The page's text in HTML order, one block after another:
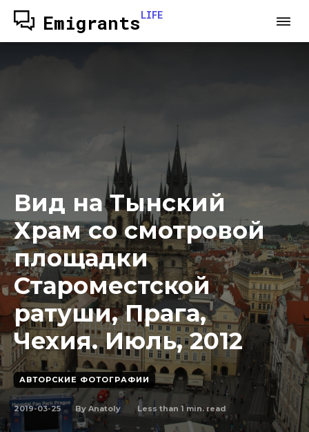
EmigrantsLIFE
Вид на Тынский
Храм со смотровой
площадки
Староместской
ратуши, Прага,
Чехия. Июль, 2012
АВТОРСКИЕ ФОТОГРАФИИ
2019-03-25 By Anatoly Less than 1 min. read